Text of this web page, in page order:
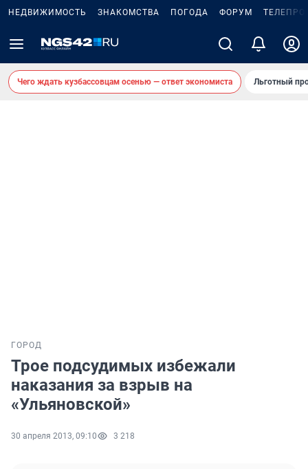
НЕДВИЖИМОСТЬ ЗНАКОМСТВА ПОГОДА ФОРУМ
Чего ждать кузбассовцам осенью — ответ экономиста Льготный
ГОРОД
Трое подсудимых избежали
наказания за взрыв на
«Ульяновской»
30 апреля 2013, 09:10 3 218